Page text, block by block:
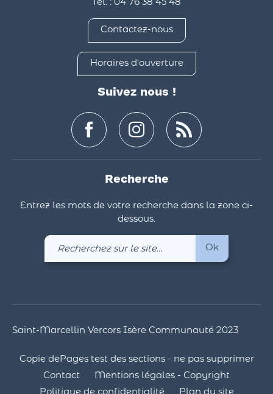
38160 Saint-Marcellin
Tél. : 04 76 38 45 48
Suivez nous !
Entrez les mots de votre recherche dans la zone ci-
dessous.
Copie dePages test des sections - ne pas supprimer